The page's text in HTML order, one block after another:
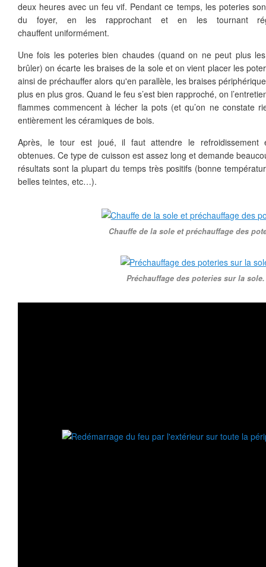
deux heures avec un feu vif. Pendant ce temps, les poteries
du foyer, en les rapprochant et en les tournant
chauffent uniformément.
Une fois les poteries bien chaudes (quand on ne peut plus
brûler) on écarte les braises de la sole et on vient placer les
ainsi de préchauffer alors qu'en parallèle, les braises
plus en plus gros. Quand le feu s’est bien rapproché, on
flammes commencent à lécher la pots (et qu’on ne constate
entièrement les céramiques de bois.
Après, le tour est joué, il faut attendre le refroidissement
obtenues. Ce type de cuisson est assez long et demande
résultats sont la plupart du temps très positifs (bonne
belles teintes, etc…).
Chauffe de la sole et préchauffage des
Préchauffage des poteries sur la sole.